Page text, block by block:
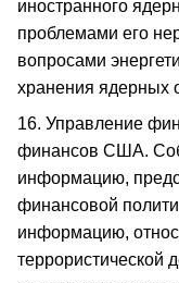
иностранного
проблемами его
вопросами
хранения ядерных
16. Управление
финансов США.
информацию,
финансовой
информацию,
террористической